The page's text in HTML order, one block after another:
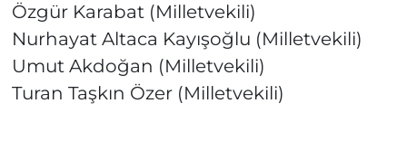
Özgür Karabat (Milletvekili)
Nurhayat Altaca Kayışoğlu (Milletvekili)
Umut Akdoğan (Milletvekili)
Turan Taşkın Özer (Milletvekili)